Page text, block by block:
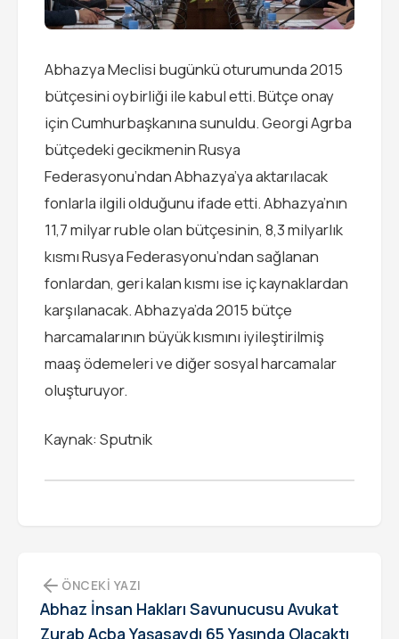
Abhazya Meclisi bugünkü oturumunda 2015
bütçesini oybirliği ile kabul etti. Bütçe onay
için Cumhurbaşkanına sunuldu. Georgi Agrba
bütçedeki gecikmenin Rusya
Federasyonu’ndan Abhazya’ya aktarılacak
fonlarla ilgili olduğunu ifade etti. Abhazya’nın
11,7 milyar ruble olan bütçesinin, 8,3 milyarlık
kısmı Rusya Federasyonu’ndan sağlanan
fonlardan, geri kalan kısmı ise iç kaynaklardan
karşılanacak. Abhazya’da 2015 bütçe
harcamalarının büyük kısmını iyileştirilmiş
maaş ödemeleri ve diğer sosyal harcamalar
oluşturuyor.
Kaynak: Sputnik
ÖNCEKI YAZI
Abhaz İnsan Hakları Savunucusu Avukat
Zurab Açba Yaşasaydı 65 Yaşında Olacaktı